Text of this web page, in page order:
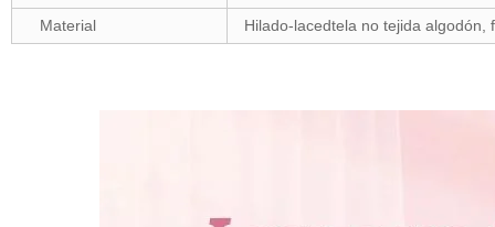
Material
Hilado-lacedtela no tejida algodón,